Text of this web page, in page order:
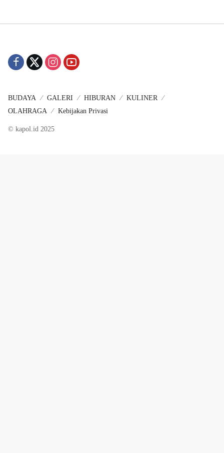
BUDAYA GALERI HIBURAN
KULINER
OLAHRAGA
Kebijakan Privasi
© kapol.id 2025